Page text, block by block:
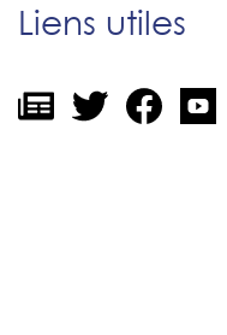
Liens utiles